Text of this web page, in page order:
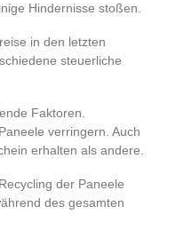
Hindernisse stoßen.
in den letzten
steuerliche
Faktoren.
verringern. Auch
erhalten als andere.
der Paneele
des gesamten